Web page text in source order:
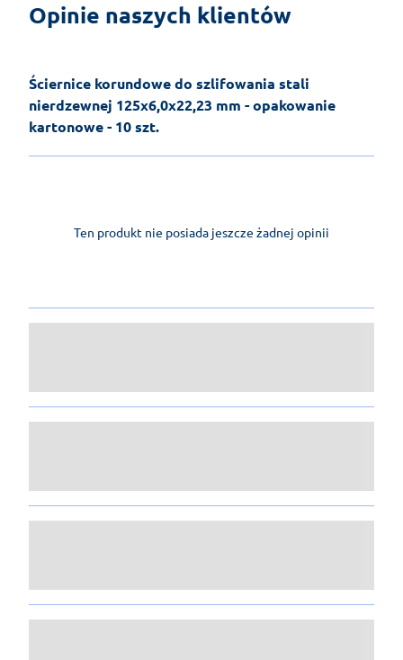
Opinie naszych klientów
Ściernice korundowe do szlifowania stali
nierdzewnej 125x6,0x22,23 mm - opakowanie
kartonowe - 10 szt.
Ten produkt nie posiada jeszcze żadnej opinii